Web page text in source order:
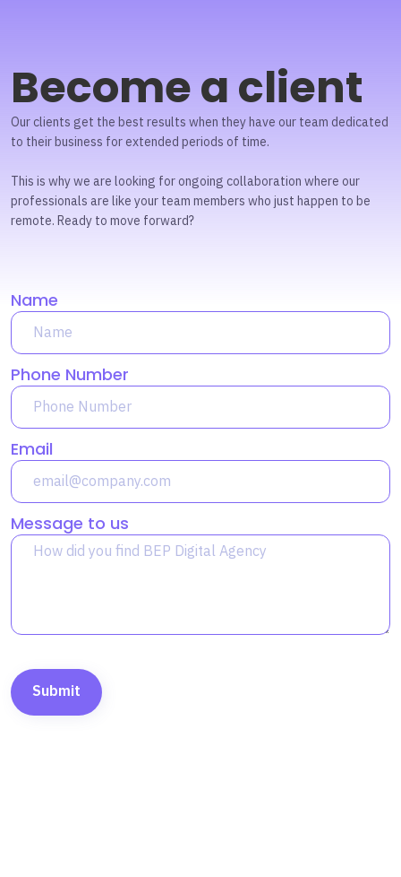
Become a client
Our clients get the best results when they have our team dedicated
to their business for extended periods of time.
This is why we are looking for ongoing collaboration where our
professionals are like your team members who just happen to be
remote. Ready to move forward?
Name
Phone Number
Email
Message to us